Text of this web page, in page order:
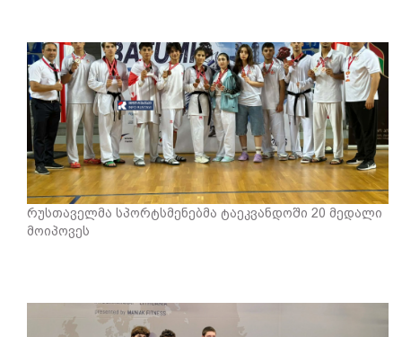
რუსთაველმა სპორტსმენებმა ტაეკვანდოში 20 მედალი
მოიპოვეს